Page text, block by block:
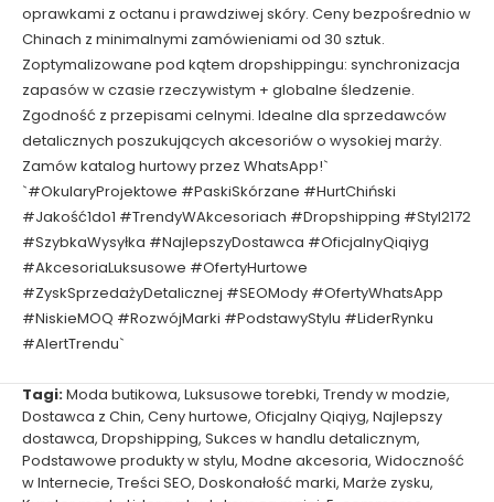
oprawkami z octanu i prawdziwej skóry. Ceny bezpośrednio w
Chinach z minimalnymi zamówieniami od 30 sztuk.
Zoptymalizowane pod kątem dropshippingu: synchronizacja
zapasów w czasie rzeczywistym + globalne śledzenie.
Zgodność z przepisami celnymi. Idealne dla sprzedawców
detalicznych poszukujących akcesoriów o wysokiej marży.
Zamów katalog hurtowy przez WhatsApp!`
`#OkularyProjektowe #PaskiSkórzane #HurtChiński
#Jakość1do1 #TrendyWAkcesoriach #Dropshipping #Styl2172
#SzybkaWysyłka #NajlepszyDostawca #OficjalnyQiqiyg
#AkcesoriaLuksusowe #OfertyHurtowe
#ZyskSprzedażyDetalicznej #SEOMody #OfertyWhatsApp
#NiskieMOQ #RozwójMarki #PodstawyStylu #LiderRynku
#AlertTrendu`
Tagi:Moda butikowa, Luksusowe torebki, Trendy w modzie,
Dostawca z Chin, Ceny hurtowe, Oficjalny Qiqiyg, Najlepszy
dostawca, Dropshipping, Sukces w handlu detalicznym,
Podstawowe produkty w stylu, Modne akcesoria, Widoczność
w Internecie, Treści SEO, Doskonałość marki, Marże zysku,